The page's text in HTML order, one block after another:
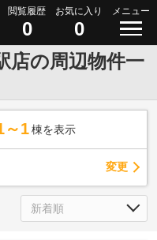
閲覧履歴
0
お気に入り
0
メニュー
店の周辺物件一
～1 棟を表示
変更